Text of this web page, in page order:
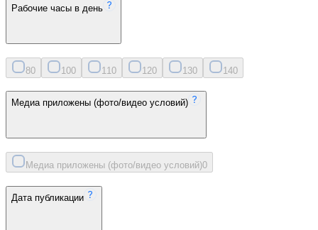
Рабочие часы в день
80 100 11 0 120 130 140
Медиа приложены (фото/видео условий)
Медиа приложены (фото/видео условий)0
Дата публикации